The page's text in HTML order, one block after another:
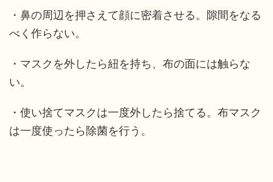
・鼻の周辺を押さえて顔に密着させる。隙間をなる
べく作らない。
・マスクを外したら紐を持ち、布の面には触らな
い。
・使い捨てマスクは一度外したら捨てる。布マスク
は一度使ったら除菌を行う。